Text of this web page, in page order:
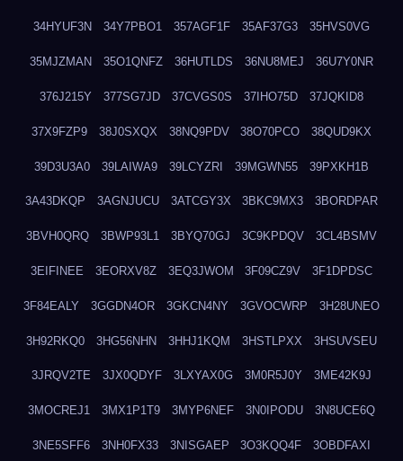
34HYUF3N 34Y7PBO1 357AGF1F 35AF37G3 35HVS0VG
35MJZMAN 35O1QNFZ 36HUTLDS 36NU8MEJ 36U7Y0NR
376J215Y 377SG7JD 37CVGS0S 37IHO75D 37JQKID8
37X9FZP9 38J0SXQX 38NQ9PDV 38O70PCO 38QUD9KX
39D3U3A0 39LAIWA9 39LCYZRI 39MGWN55 39PXKH1B
3A43DKQP 3AGNJUCU 3ATCGY3X 3BKC9MX3 3BORDPAR
3BVH0QRQ 3BWP93L1 3BYQ70GJ 3C9KPDQV 3CL4BSMV
3EIFINEE 3EORXV8Z 3EQ3JWOM 3F09CZ9V 3F1DPDSC
3F84EALY 3GGDN4OR 3GKCN4NY 3GVOCWRP 3H28UNEO
3H92RKQ0 3HG56NHN 3HHJ1KQM 3HSTLPXX 3HSUVSEU
3JRQV2TE 3JX0QDYF 3LXYAX0G 3M0R5J0Y 3ME42K9J
3MOCREJ1 3MX1P1T9 3MYP6NEF 3N0IPODU 3N8UCE6Q
3NE5SFF6 3NH0FX33 3NISGAEP 3O3KQQ4F 3OBDFAXI